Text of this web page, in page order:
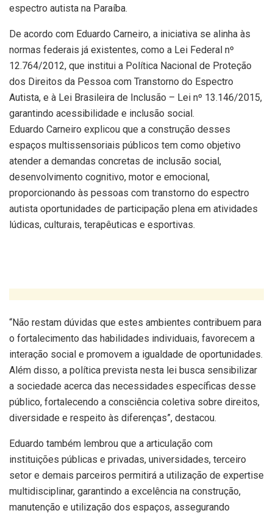
espectro autista na Paraíba.
De acordo com Eduardo Carneiro, a iniciativa se alinha às
normas federais já existentes, como a Lei Federal nº
12.764/2012, que institui a Política Nacional de Proteção
dos Direitos da Pessoa com Transtorno do Espectro
Autista, e à Lei Brasileira de Inclusão – Lei nº 13.146/2015,
garantindo acessibilidade e inclusão social.
Eduardo Carneiro explicou que a construção desses
espaços multissensoriais públicos tem como objetivo
atender a demandas concretas de inclusão social,
desenvolvimento cognitivo, motor e emocional,
proporcionando às pessoas com transtorno do espectro
autista oportunidades de participação plena em atividades
lúdicas, culturais, terapêuticas e esportivas.
“Não restam dúvidas que estes ambientes contribuem para
o fortalecimento das habilidades individuais, favorecem a
interação social e promovem a igualdade de oportunidades.
Além disso, a política prevista nesta lei busca sensibilizar
a sociedade acerca das necessidades específicas desse
público, fortalecendo a consciência coletiva sobre direitos,
diversidade e respeito às diferenças”, destacou.
Eduardo também lembrou que a articulação com
instituições públicas e privadas, universidades, terceiro
setor e demais parceiros permitirá a utilização de expertise
multidisciplinar, garantindo a excelência na construção,
manutenção e utilização dos espaços, assegurando